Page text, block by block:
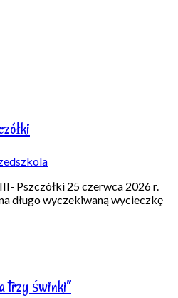
Pszczółki 25 czerwca 2026 r.
długo wyczekiwaną wycieczkę
trzy świnki”